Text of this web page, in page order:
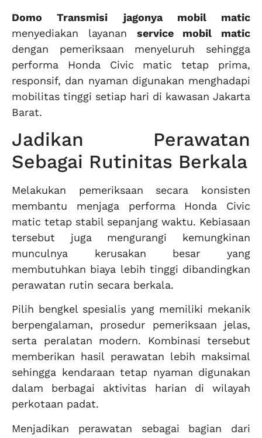
Domo Transmisi
jagonya mobil matic
menyediakan layanan service mobil matic
dengan pemeriksaan menyeluruh sehingga
performa Honda Civic matic tetap prima,
responsif, dan nyaman digunakan menghadapi
mobilitas tinggi setiap hari di kawasan Jakarta
Barat.
Jadikan Perawatan
Sebagai Rutinitas Berkala
Melakukan pemeriksaan secara konsisten
membantu menjaga performa Honda Civic
matic tetap stabil sepanjang waktu. Kebiasaan
tersebut juga mengurangi kemungkinan
munculnya kerusakan besar yang
membutuhkan biaya lebih tinggi dibandingkan
perawatan rutin secara berkala.
Pilih bengkel spesialis yang memiliki mekanik
berpengalaman, prosedur pemeriksaan jelas,
serta peralatan modern. Kombinasi tersebut
memberikan hasil perawatan lebih maksimal
sehingga kendaraan tetap nyaman digunakan
dalam berbagai aktivitas harian di wilayah
perkotaan padat.
Menjadikan perawatan sebagai bagian dari